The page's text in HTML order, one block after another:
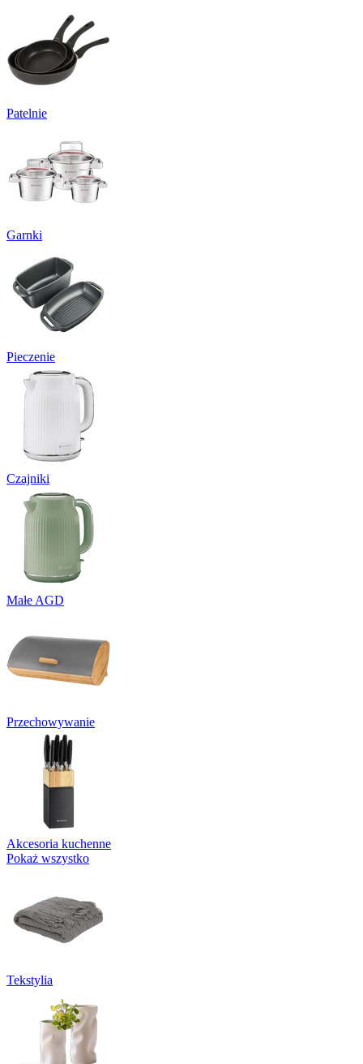
Patelnie
Garnki
Pieczenie
Czajniki
Małe AGD
Przechowywanie
Akcesoria kuchenne
Pokaż wszystko
Tekstylia